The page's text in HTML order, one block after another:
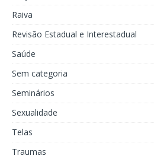
Raiva
Revisão Estadual e Interestadual
Saúde
Sem categoria
Seminários
Sexualidade
Telas
Traumas